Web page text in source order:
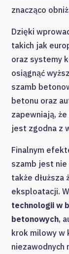
znacząco
Dzięki
takich jak
oraz systemy
osiągnąć
szamb
betonu oraz
zapewniają,
jest zgodna z
Finalnym
szamb jest
także dłuższa
eksploatacji.
technologii w
betonowych,
krok milowy w
niezawodnych